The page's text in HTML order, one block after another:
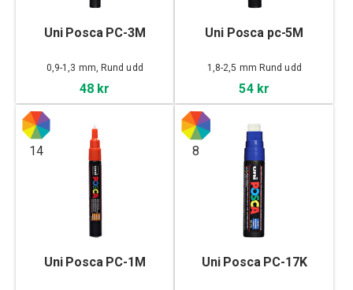
Uni Posca PC-3M
0,9-1,3 mm, Rund udd
48 kr
Uni Posca pc-5M
1,8-2,5 mm Rund udd
54 kr
14
Uni Posca PC-1M
8
Uni Posca PC-17K